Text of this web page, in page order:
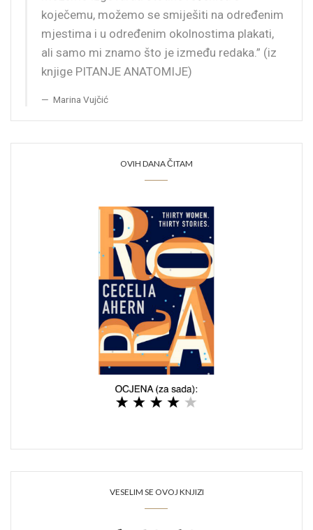
koječemu, možemo se smiješiti na određenim
mjestima i u određenim okolnostima plakati,
ali samo mi znamo što je između redaka.” (iz
knjige PITANJE ANATOMIJE)
Marina Vujčić
OVIH DANA ČITAM
VESELIM SE OVOJ KNJIZI